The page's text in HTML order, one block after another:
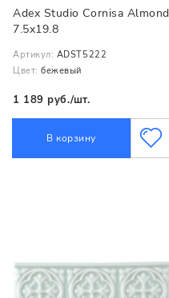
Adex Studio Cornisa Almond
7.5x19.8
Артикул: ADST5222
Цвет: бежевый
1 189 руб./шт.
В корзину